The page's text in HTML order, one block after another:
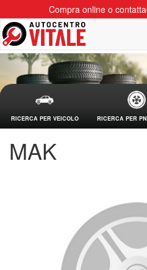
Compra online o
RICERCA PER VEICOLO RICERCA PER
MAK